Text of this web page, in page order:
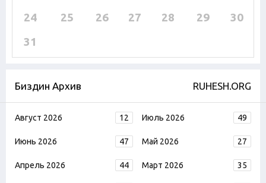
24
25 26 27 28 29
30
31
Биздин Архив RUHESH.ORG
Август 2026 12 Июль 2026 49
Июнь 2026 47 Май 2026 27
Апрель 2026 44 Март 2026 35